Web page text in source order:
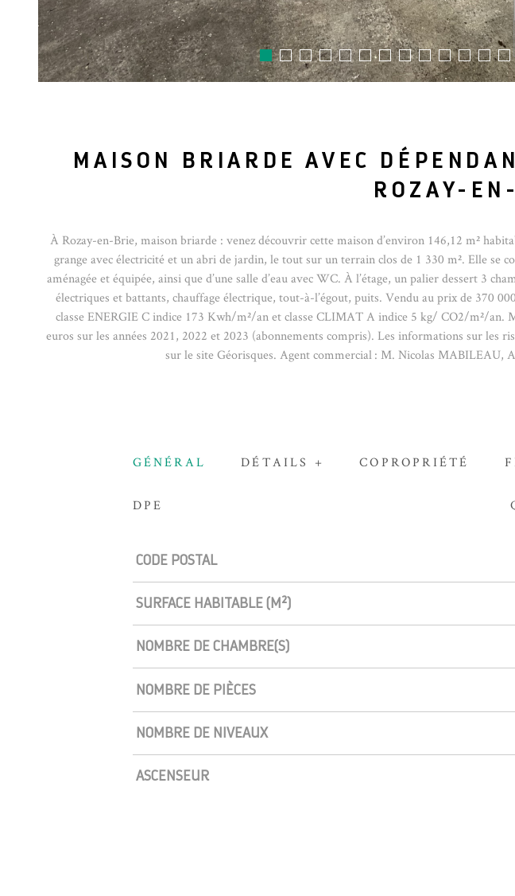
MAISON BRIARDE AVEC
ROZAY-
À Rozay-en-Brie, maison briarde : venez découvrir cette maison d’environ 146,12 m²
grange avec électricité et un abri de jardin, le tout sur un terrain clos de 1 330 m². Elle se
aménagée et équipée, ainsi que d’une salle d’eau avec WC. À l’étage, un palier dessert 3
électriques et battants, chauffage électrique, tout-à-l’égout, puits. Vendu au prix de 370
classe ENERGIE C indice 173 Kwh/m²/an et classe CLIMAT A indice 5 kg/ CO2/m²/an.
euros sur les années 2021, 2022 et 2023 (abonnements compris). Les informations sur les
sur le site Géorisques. Agent commercial : M. Nicolas MABILEAU,
GÉNÉRAL DÉTAILS + COPROPRIÉTÉ
DPE
Caractérisque Valeurs
CODE POSTAL
SURFACE HABITABLE (M²)
NOMBRE DE CHAMBRE(S)
NOMBRE DE PIÈCES
NOMBRE DE NIVEAUX
ASCENSEUR